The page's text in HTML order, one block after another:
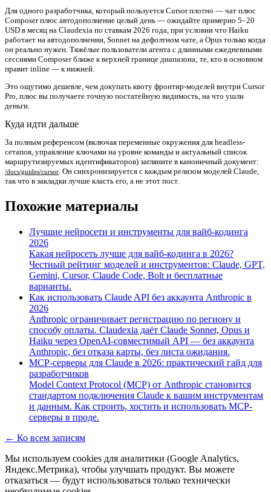
Для одного разработчика, который пользуется Cursor плотно — чат плюс
Composer плюс автодополнение целый день — ожидайте примерно 5–20
USD в месяц на Claudexia по ставкам 2026 года, при условии что Haiku
работает на автодополнении, Sonnet на дефолтном чате, а Opus только когда
он реально нужен. Тяжёлые пользователи агента с длинными ежедневными
сессиями Composer ближе к верхней границе диапазона; те, кто в основном
правит inline — к нижней.
Это ощутимо дешевле, чем докупать квоту фронтир-моделей внутри Cursor
Pro, плюс вы получаете точную постатейную видимость, на что ушли
деньги.
Куда идти дальше
За полным референсом (включая переменные окружения для headless-
сетапов, управление ключами на уровне команды и актуальный список
маршрутизируемых идентификаторов) загляните в каноничный документ:
/docs/guides/cursor . Он синхронизируется с каждым релизом моделей Claude,
так что в закладки лучше класть его, а не этот пост.
Похожие материалы
Лучшие нейросети и инструменты для вайб-кодинга
2026
Какая нейросеть лучше для вайб-кодинга в 2026?
Честный рейтинг моделей и инструментов: Claude, GPT,
Gemini, Cursor, Claude Code, Bolt и бесплатные
варианты.
Как использовать Claude API без аккаунта Anthropic в
2026
Anthropic ограничивает регистрацию по региону и
способу оплаты. Claudexia даёт Claude Sonnet, Opus и
Haiku через OpenAI-совместимый API — без аккаунта
Anthropic, без отказа карты, без листа ожидания.
MCP-серверы для Claude в 2026: практический гайд для
разработчиков
Model Context Protocol (MCP) от Anthropic становится
стандартом подключения Claude к вашим инструментам
и данным. Как строить, хостить и использовать MCP-
серверы в проде.
← Ко всем записям
Мы используем cookies для аналитики (Google Analytics,
Яндекс.Метрика), чтобы улучшать продукт. Вы можете
отказаться — будут использоваться только технически